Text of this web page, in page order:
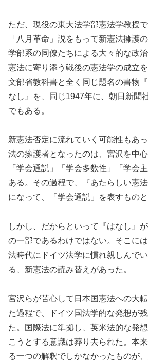
ただ、現役の東大法学部憲法学教授
「八月革命」説をもって新憲法擁護
学部系の同僚たちによる大々的な政
憲法に寄り添う戦後の憲法学の成立
文部省教科書と全く同じ題名の書物
なし』を、同じ1947年に、朝日新聞
でもある。
新憲法否定に流れていく可能性もあ
法の擁護者となったのは、宮沢を中
「学会通説」「学会多数性」「学会
ある。その過程で、『あたらしい憲
になって、「学会通説」を表すものと
しかし、だからといって『はなし』
の一部であるわけではない。そこに
法時代にドイツ法学に慣れ親しんで
る、新憲法の読み替えがあった。
宮沢らが苦心して日本国憲法への大
た過程で、ドイツ国法学的な発想が
た。国際法に準拠し、英米法的な発
こうとする意識は葬り去られた。本
る一つの解釈でしかなかったものが